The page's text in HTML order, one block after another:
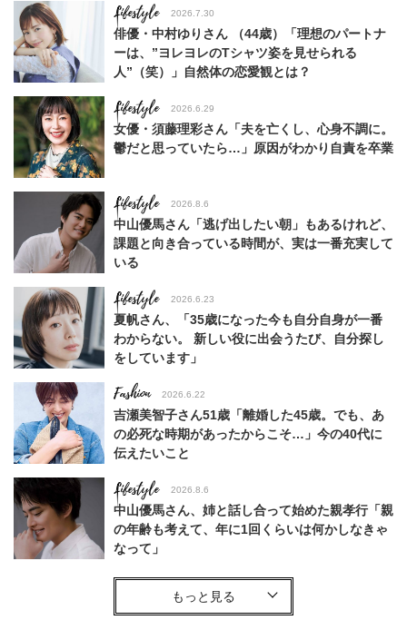
Lifestyle 2026.7.30
俳優・中村ゆりさん （44歳）「理想のパートナ
ーは、”ヨレヨレのTシャツ姿を見せられる
人”（笑）」自然体の恋愛観とは？
Lifestyle 2026.6.29
女優・須藤理彩さん「夫を亡くし、心身不調に。
鬱だと思っていたら…」原因がわかり自責を卒業
Lifestyle 2026.8.6
中山優馬さん「逃げ出したい朝」もあるけれど、
課題と向き合っている時間が、実は一番充実して
いる
Lifestyle 2026.6.23
夏帆さん、「35歳になった今も自分自身が一番
わからない。 新しい役に出会うたび、自分探し
をしています」
Fashion 2026.6.22
吉瀬美智子さん51歳「離婚した45歳。でも、あ
の必死な時期があったからこそ…」今の40代に
伝えたいこと
Lifestyle 2026.8.6
中山優馬さん、姉と話し合って始めた親孝行「親
の年齢も考えて、年に1回くらいは何かしなきゃ
なって」
Lifestyle
「お若いですね」は褒め言葉？“若い＝美しい”と